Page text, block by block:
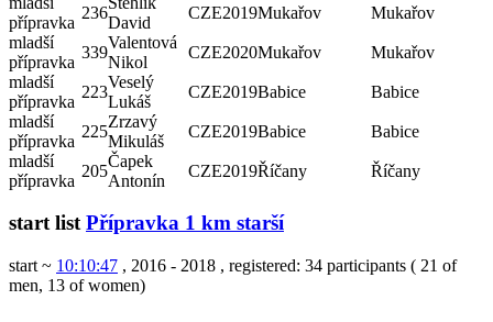
přípravka
236
David
CZE2019Mukařov
Mukařov
mladší
přípravka
339
Valentová
Nikol
CZE2020Mukařov
Mukařov
mladší
přípravka
223
Veselý
Lukáš
CZE2019Babice
Babice
mladší
přípravka
225
Zrzavý
Mikuláš
CZE2019Babice
Babice
mladší
přípravka
205
Čapek
Antonín
CZE2019Říčany Říčany
start listPřípravka 1 km starší
start ~ 10:10:47 , 2016 - 2018 , registered: 34 participants ( 21 of
men, 13 of women)